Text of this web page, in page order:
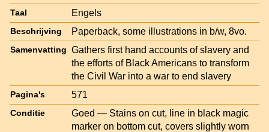
Taal Engels
Beschrijving Paperback, some illustrations in b/w, 8vo.
Samenvatting Gathers first hand accounts of slavery and
the efforts of Black Americans to transform
the Civil War into a war to end slavery
Pagina's 571
Conditie
Goed — Stains on cut, line in black magic
marker on bottom cut, covers slightly worn